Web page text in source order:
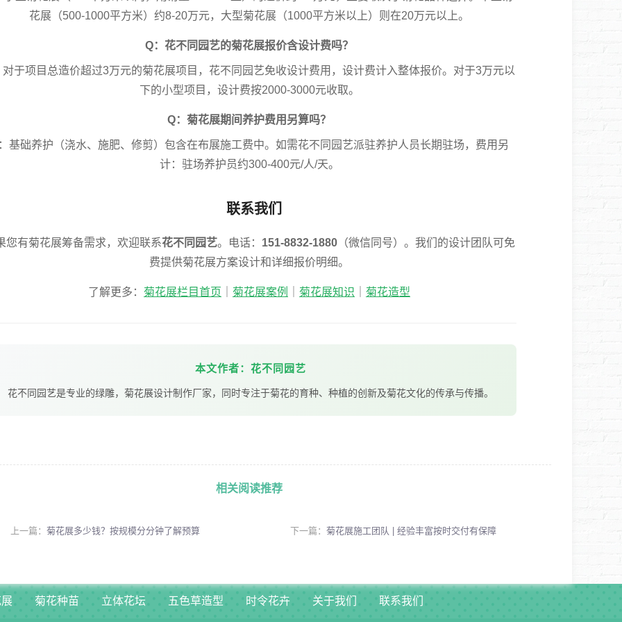
花展（500-1000平方米）约8-20万元，大型菊花展（1000平方米以上）则在20万元以上。
Q：花不同园艺的菊花展报价含设计费吗？
对于项目总造价超过3万元的菊花展项目，花不同园艺免收设计费用，设计费计入整体报价。对于3万元以
下的小型项目，设计费按2000-3000元收取。
Q：菊花展期间养护费用另算吗？
基础养护（浇水、施肥、修剪）包含在布展施工费中。如需花不同园艺派驻养护人员长期驻场，费用另
计：驻场养护员约300-400元/人/天。
联系我们
您有菊花展筹备需求，欢迎联系花不同园艺。电话： 151-8832-1880（微信同号）。我们的设计团队可免
费提供菊花展方案设计和详细报价明细。
了解更多： 菊花展栏目首页 菊花展案例 菊花展知识 菊花造型
本文作者：花不同园艺
花不同园艺是专业的绿雕，菊花展设计制作厂家，同时专注于菊花的育种、种植的创新及菊花文化的传承与传播。
相关阅读推荐
上一篇： 菊花展多少钱？按规模分分钟了解预算 下一篇： 菊花展施工团队 | 经验丰富按时交付有保障
菊花种苗 立体花坛 五色草造型 时令花卉 关于我们 联系我们